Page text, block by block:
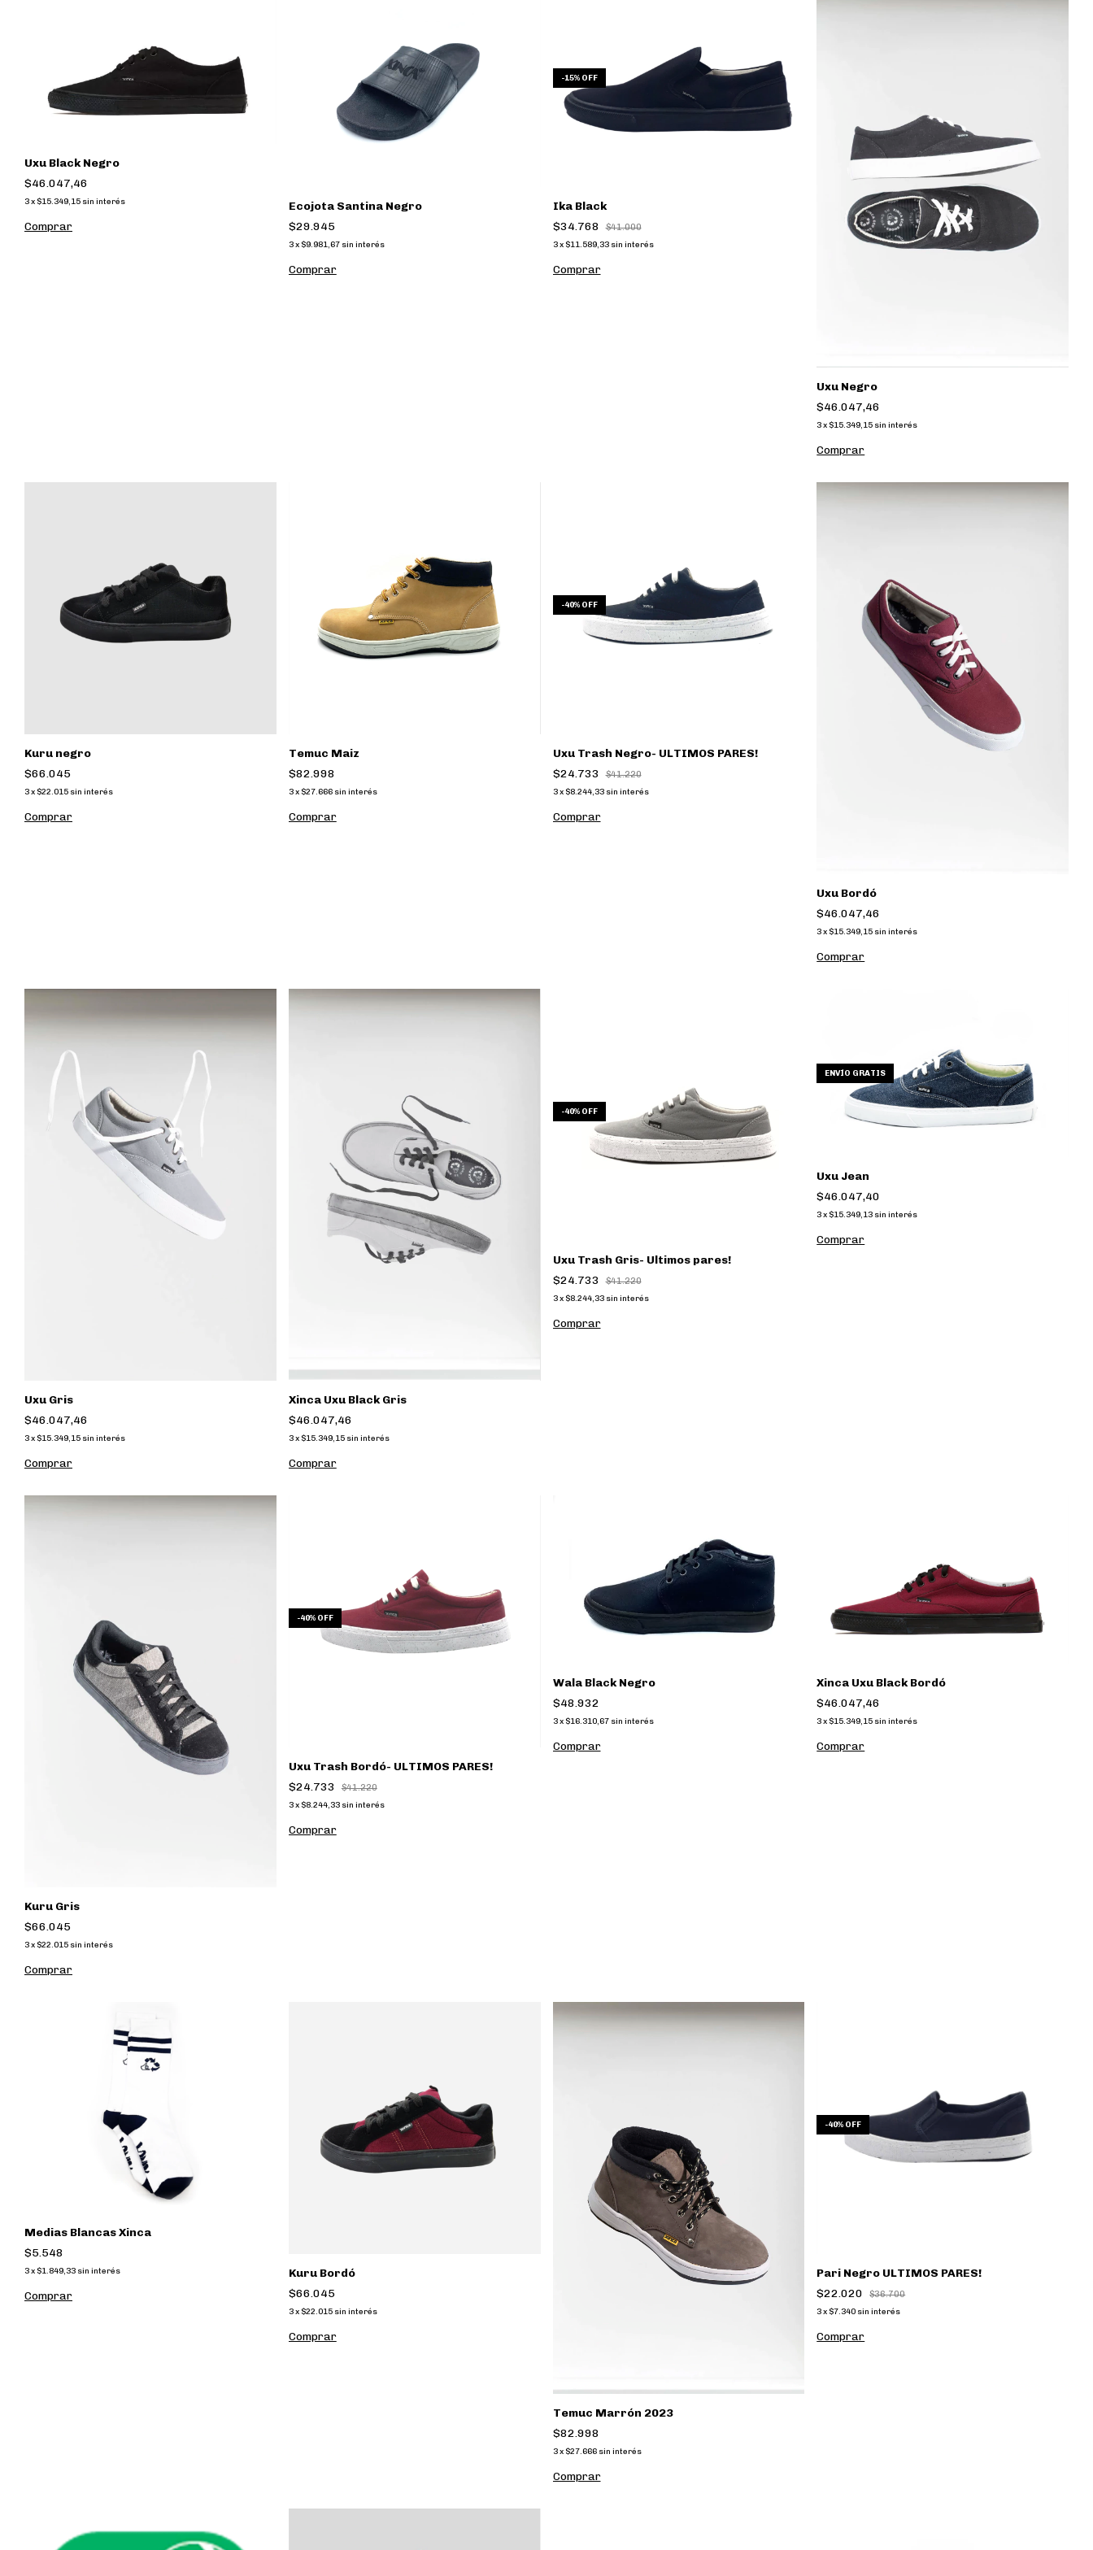
Uxu Black Negro
$46.047,46
3x $15.349,15 sin interés
Comprar
Ecojota Santina Negro
$29.945
3x $9.981,67 sin interés
Comprar
-15% OFF
Ika Black
$34.768
$41.000
3 x $11.589,33 sin interés
Comprar
Uxu Negro
$46.047,46
3x $15.349,15 sin interés
Comprar
Kuru negro
$66.045
3x $22.015 sin interés
Comprar
Temuc Maiz
$82.998
3x $27.666 sin interés
Comprar
-40% OFF
Uxu Trash Negro- ULTIMOS PARES!
$24.733
$41.220
3 x $8.244,33 sin interés
Comprar
Uxu Bordó
$46.047,46
3x $15.349,15 sin interés
Comprar
Uxu Gris
$46.047,46
3x $15.349,15 sin interés
Comprar
Xinca Uxu Black Gris
$46.047,46
3x $15.349,15 sin interés
Comprar
-40% OFF
Uxu Trash Gris- Ultimos pares!
$24.733
$41.220
3 x $8.244,33 sin interés
Comprar
ENVÍO GRATIS
Uxu Jean
$46.047,40
3x $15.349,13 sin interés
Comprar
Kuru Gris
$66.045
3x $22.015 sin interés
Comprar
-40% OFF
Uxu Trash Bordó- ULTIMOS PARES!
$24.733
$41.220
3x $8.244,33 sin interés
Comprar
Wala Black Negro
$48.932
3 x $16.310,67 sin interés
Comprar
Xinca Uxu Black Bordó
$46.047,46
3x $15.349,15 sin interés
Comprar
Medias Blancas Xinca
$5.548
3x $1.849,33 sin interés
Comprar
Kuru Bordó
$66.045
3x $22.015 sin interés
Comprar
Temuc Marrón 2023
$82.998
3 x $27.666 sin interés
Comprar
-40% OFF
Pari Negro ULTIMOS PARES!
$22.020
$36.700
3x $7.340 sin interés
Comprar